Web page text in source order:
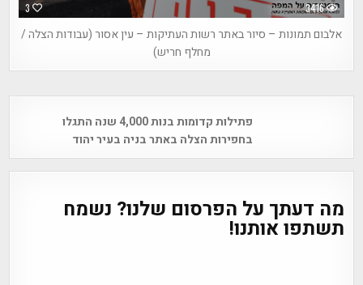
3 3416
אלבום תמונות – סיור באתר רשות העתיקות – עין אסור (עבודות הצלה /
מחלף חריש)
navigation
פתילות קדומות בנות 4,000 שנה התגלו
בחפירות הצלה באתר בניה בעיר יהוד
מה דעתך על הפרסום שלנו? נשמח
תשתפו אותנו!